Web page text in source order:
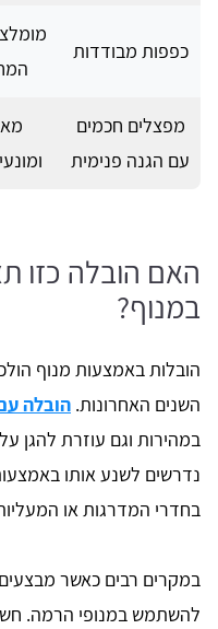
כפפות מבודדות
מפצלים חכמים
עם הגנה פנימית
האם הובלה כזו
במנוף?
הובלות באמצעות מנוף
השנים האחרונות. הובלה
במהירות וגם עוזרת להגן
נדרשים לשנע אותו
בחדרי המדרגות או
במקרים רבים כאשר
להשתמש במנופי הרמה.